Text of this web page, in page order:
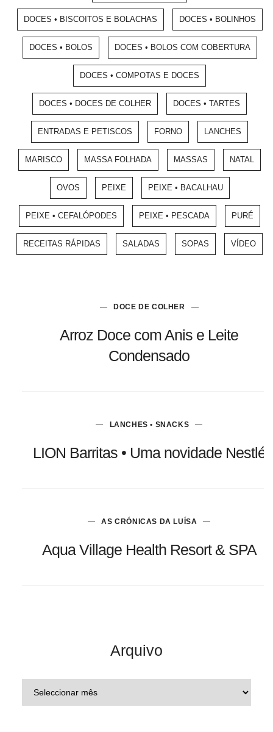
DOCES • BISCOITOS E BOLACHAS DOCES • BOLINHOS
DOCES • BOLOS DOCES • BOLOS COM COBERTURA
DOCES • COMPOTAS E DOCES
DOCES • DOCES DE COLHER DOCES • TARTES
ENTRADAS E PETISCOS FORNO LANCHES
MARISCO MASSA FOLHADA MASSAS NATAL
OVOS PEIXE PEIXE • BACALHAU
PEIXE • CEFALÓPODES PEIXE • PESCADA PURÉ
RECEITAS RÁPIDAS SALADAS SOPAS VÍDEO
DOCE DE COLHER
Arroz Doce com Anis e Leite
Condensado
LANCHES • SNACKS
LION Barritas • Uma novidade Nestlé
AS CRÓNICAS DA LUÍSA
Aqua Village Health Resort & SPA
Arquivo